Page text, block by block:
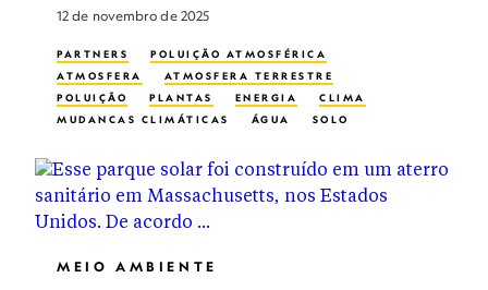
12 de novembro de 2025
PARTNERS
POLUIÇÃO ATMOSFÉRICA
ATMOSFERA
ATMOSFERA TERRESTRE
POLUIÇÃO
PLANTAS ENERGIA
CLIMA
MUDANÇAS CLIMÁTICAS
ÁGUA SOLO
MEIO AMBIENTE